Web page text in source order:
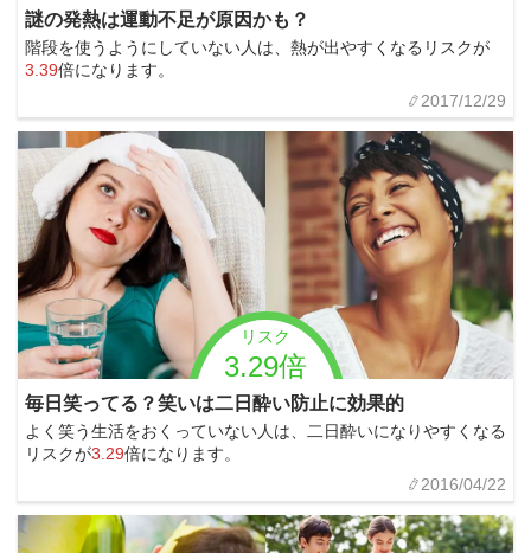
謎の発熱は運動不足が原因かも？
階段を使うようにしていない人は、熱が出やすくなるリスクが
3.39倍になります。
2017/12/29
リスク
3.29倍
毎日笑ってる？笑いは二日酔い防止に効果的
よく笑う生活をおくっていない人は、二日酔いになりやすくなる
リスクが3.29倍になります。
2016/04/22